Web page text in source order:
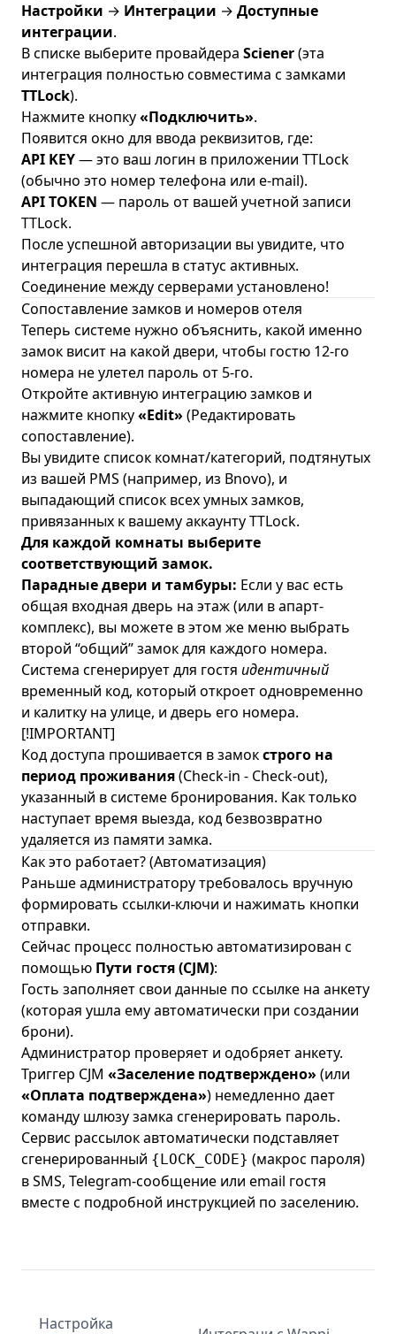
Настройки → Интеграции → Доступные
интеграции.
В списке выберите провайдера Sciener(эта
интеграция полностью совместима с замками
TTLock).
Нажмите кнопку«Подключить».
Появится окно для ввода реквизитов, где:
API KEY— это ваш логин в приложении TTLock
(обычно это номер телефона или e-mail).
API TOKEN — пароль от вашей учетной записи
TTLock.
После успешной авторизации вы увидите, что
интеграция перешла в статус активных.
Соединение между серверами установлено!
Сопоставление замков и номеров отеля
Теперь системе нужно объяснить, какой именно
замок висит на какой двери, чтобы гостю 12-го
номера не улетел пароль от 5-го.
Откройте активную интеграцию замков и
нажмите кнопку«Edit»(Редактировать
сопоставление).
Вы увидите список комнат/категорий, подтянутых
из вашей PMS (например, из Bnovo), и
выпадающий список всех умных замков,
привязанных к вашему аккаунту TTLock.
Для каждой комнаты выберите
соответствующий замок.
Парадные двери и тамбуры: Если у вас есть
общая входная дверь на этаж (или в апарт-
комплекс), вы можете в этом же меню выбрать
второй “общий” замок для каждого номера.
Система сгенерирует для гостя идентичный
временный код, который откроет одновременно
и калитку на улице, и дверь его номера.
[!IMPORTANT]
Код доступа прошивается в замокстрого на
период проживания(Check-in - Check-out),
указанный в системе бронирования. Как только
наступает время выезда, код безвозвратно
удаляется из памяти замка.
Как это работает? (Автоматизация)
Раньше администратору требовалось вручную
формировать ссылки-ключи и нажимать кнопки
отправки.
Сейчас процесс полностью автоматизирован с
помощью Пути гостя (CJM):
Гость заполняет свои данные по ссылке на анкету
(которая ушла ему автоматически при создании
брони).
Администратор проверяет и одобряет анкету.
Триггер CJM «Заселение подтверждено»(или
«Оплата подтверждена») немедленно дает
команду шлюзу замка сгенерировать пароль.
Сервис рассылок автоматически подставляет
сгенерированный {LOCK_CODE} (макрос пароля)
в SMS, Telegram-сообщение или email гостя
вместе с подробной инструкцией по заселению.
Настройка